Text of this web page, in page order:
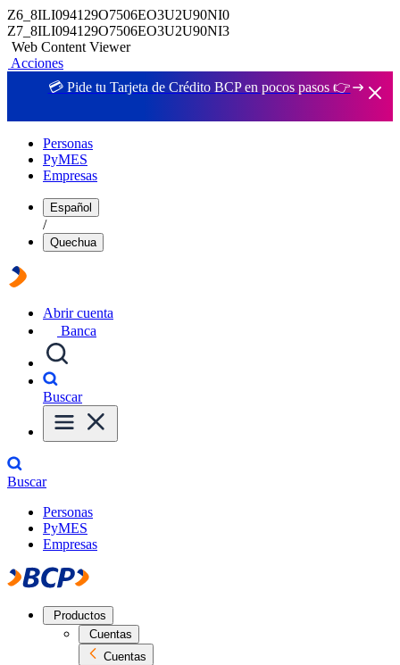
Z6_8ILI094129O7506EO3U2U90NI0
Z7_8ILI094129O7506EO3U2U90NI3
Web Content Viewer
Acciones
💳 Pide tu Tarjeta de Crédito BCP en pocos pasos 👉
Personas
PyMES
Empresas
Español
/
Quechua
Abrir cuenta
Banca
Buscar
Buscar
Personas
PyMES
Empresas
Productos
Cuentas
Cuentas